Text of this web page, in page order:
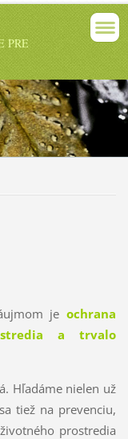
PRE
jeochrana
a trvalo
Hľadáme nielen už
tiež na prevenciu,
prostredia